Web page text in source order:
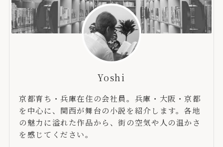
Yoshi
京都育ち・兵庫在住の会社員。兵庫・大阪・京都
を中心に、関西が舞台の小説を紹介します。各地
の魅力に溢れた作品から、街の空気や人の温かさ
を感じてください。